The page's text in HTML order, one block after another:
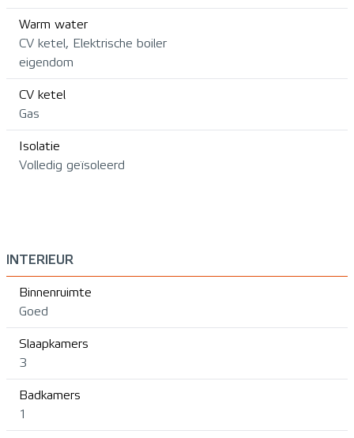
Warm water
CV ketel, Elektrische boiler
eigendom
CV ketel
Gas
Isolatie
Volledig geïsoleerd
INTERIEUR
Binnenruimte
Goed
Slaapkamers
3
Badkamers
1